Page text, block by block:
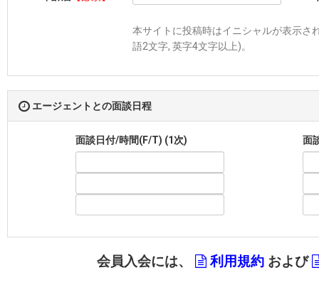
本サイトに投稿時はイニシャルが表示さ
語2文字, 英字4文字以上)。
エージェントとの面談日程
面談日付/時間(F/T) (1次) 面
会員入会には、 利用規約 および